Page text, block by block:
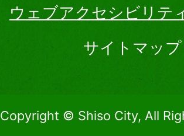
ウェブアクセシビリテ
サイトマップ
Copyright © Shiso City, All